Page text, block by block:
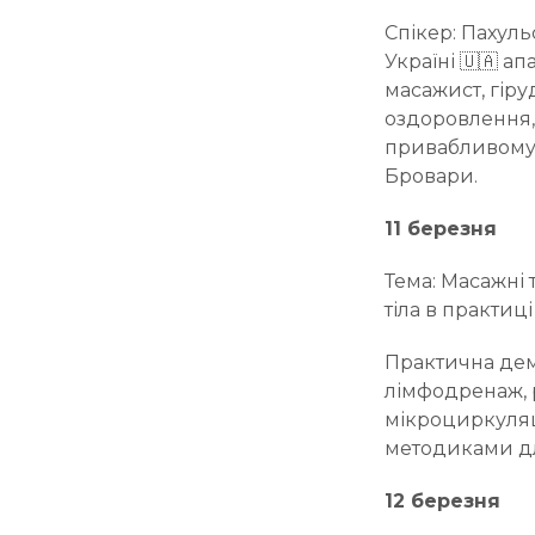
Спікер:
Україні 🇺🇦
масажист,
привабливому
Бровари.
11 березня
Тема: Масажні
тіла в
Практична
лімфодренаж,
методиками
12 березня